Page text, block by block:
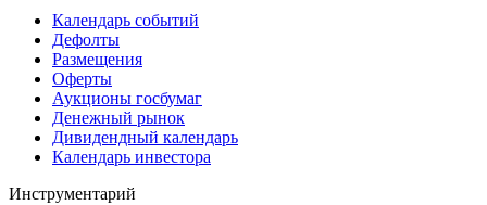
Календарь событий
Дефолты
Размещения
Оферты
Аукционы госбумаг
Денежный рынок
Дивидендный календарь
Календарь инвестора
Инструментарий